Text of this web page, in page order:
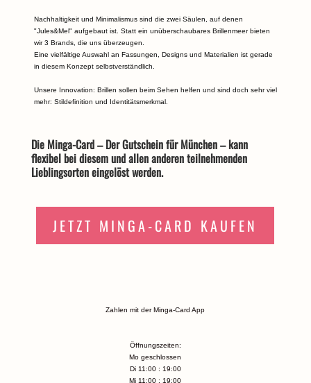
Nachhaltigkeit und Minimalismus sind die zwei Säulen, auf denen
"Jules&Mel" aufgebaut ist. Statt ein unüberschaubares Brillenmeer bieten
wir 3 Brands, die uns überzeugen.
Eine vielfältige Auswahl an Fassungen, Designs und Materialien ist gerade
in diesem Konzept selbstverständlich.
Unsere Innovation: Brillen sollen beim Sehen helfen und sind doch sehr viel
mehr: Stildefinition und Identitätsmerkmal.
Die Minga-Card – Der Gutschein für München – kann
flexibel bei diesem und allen anderen teilnehmenden
Lieblingsorten eingelöst werden.
JETZT MINGA-CARD KAUFEN
Zahlen mit der Minga-Card App
Öffnungszeiten:
Mo geschlossen
Di 11:00 : 19:00
Mi 11:00 : 19:00